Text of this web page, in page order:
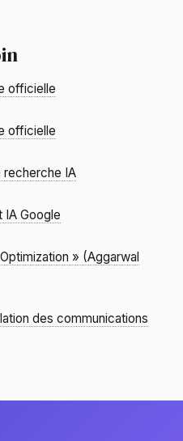
officielle
officielle
IA
IA Google
» (Aggarwal
des communications